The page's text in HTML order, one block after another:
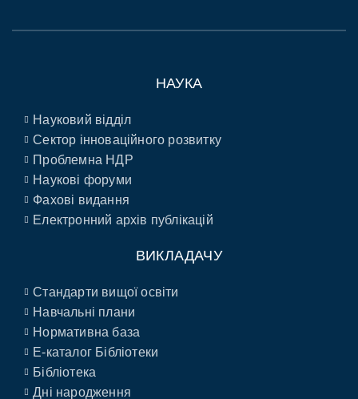
НАУКА
Науковий відділ
Сектор інноваційного розвитку
Проблемна НДР
Наукові форуми
Фахові видання
Електронний архів публікацій
ВИКЛАДАЧУ
Стандарти вищої освіти
Навчальні плани
Нормативна база
E-каталог Бібліотеки
Бібліотека
Дні народження